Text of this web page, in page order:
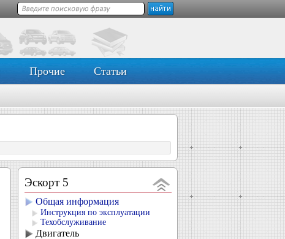
Прочие Статьи
Эскорт 5
Общая информация
Инструкция по эксплуатации
Техобслуживание
Двигатель